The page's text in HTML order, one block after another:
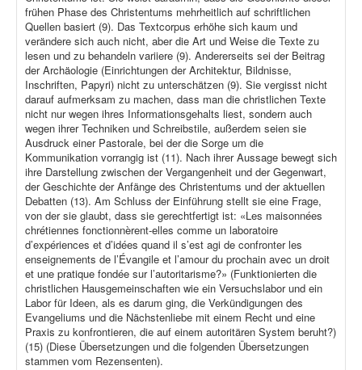
frühen Phase des Christentums mehrheitlich auf schriftlichen
Quellen basiert (9). Das Textcorpus erhöhe sich kaum und
verändere sich auch nicht, aber die Art und Weise die Texte zu
lesen und zu behandeln variiere (9). Andererseits sei der Beitrag
der Archäologie (Einrichtungen der Architektur, Bildnisse,
Inschriften, Papyri) nicht zu unterschätzen (9). Sie vergisst nicht
darauf aufmerksam zu machen, dass man die christlichen Texte
nicht nur wegen ihres Informationsgehalts liest, sondern auch
wegen ihrer Techniken und Schreibstile, außerdem seien sie
Ausdruck einer Pastorale, bei der die Sorge um die
Kommunikation vorrangig ist (11). Nach ihrer Aussage bewegt sich
ihre Darstellung zwischen der Vergangenheit und der Gegenwart,
der Geschichte der Anfänge des Christentums und der aktuellen
Debatten (13). Am Schluss der Einführung stellt sie eine Frage,
von der sie glaubt, dass sie gerechtfertigt ist: «Les maisonnées
chrétiennes fonctionnèrent-elles comme un laboratoire
d’expériences et d’idées quand il s’est agi de confronter les
enseignements de l’Évangile et l’amour du prochain avec un droit
et une pratique fondée sur l’autoritarisme?» (Funktionierten die
christlichen Hausgemeinschaften wie ein Versuchslabor und ein
Labor für Ideen, als es darum ging, die Verkündigungen des
Evangeliums und die Nächstenliebe mit einem Recht und eine
Praxis zu konfrontieren, die auf einem autoritären System beruht?)
(15) (Diese Übersetzungen und die folgenden Übersetzungen
stammen vom Rezensenten).